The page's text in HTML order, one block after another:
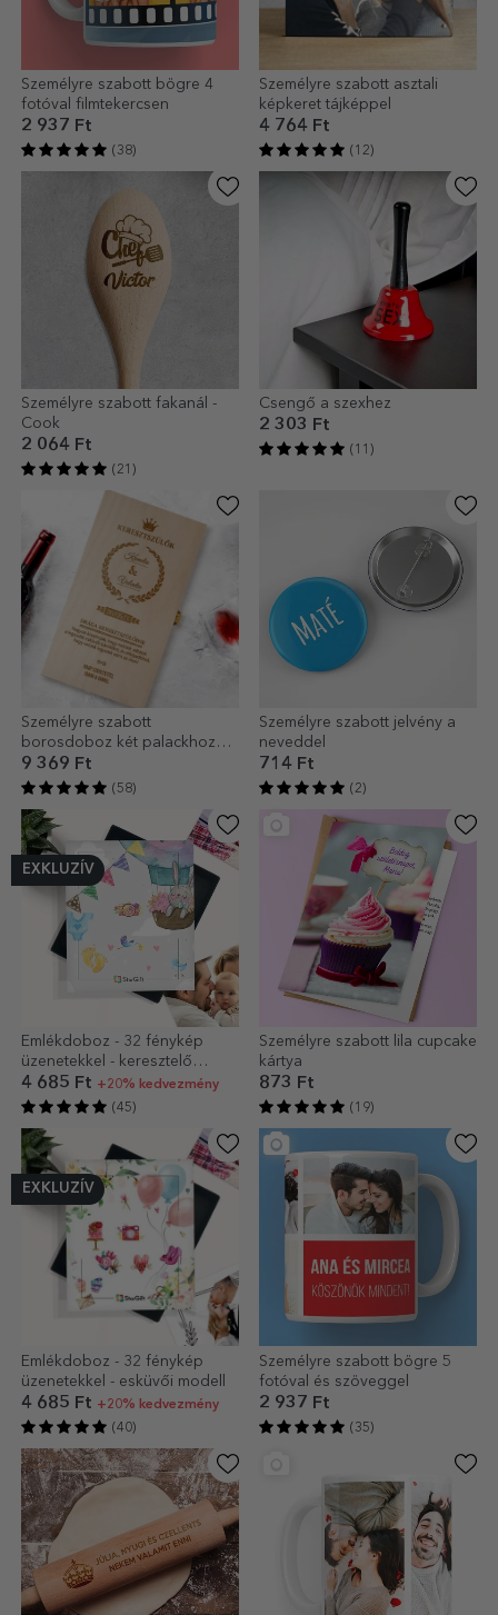
Személyre szabott bögre 4
fotóval filmtekercsen
2 937 Ft
(38)
Személyre szabott asztali
képkeret tájképpel
4 764 Ft
(12)
Személyre szabott fakanál -
Cook
2 064 Ft
(21)
Csengő a szexhez
2 303 Ft
(11)
Személyre szabott
borosdoboz két palackhoz
keresztapáknak
9 369 Ft
(58)
Személyre szabott jelvény a
neveddel
714 Ft
(2)
EXKLUZÍV
Emlékdoboz - 32 fénykép
üzenetekkel - keresztelő
modell
4 685 Ft +20% kedvezmény
(45)
Személyre szabott lila cupcake
kártya
873 Ft
(19)
EXKLUZÍV
Emlékdoboz - 32 fénykép
üzenetekkel - esküvői modell
4 685 Ft +20% kedvezmény
(40)
Személyre szabott bögre 5
fotóval és szöveggel
2 937 Ft
(35)